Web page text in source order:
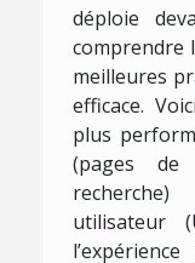
déploie
comprendre
meilleures
efficace.
plus
(pages
utilisateur